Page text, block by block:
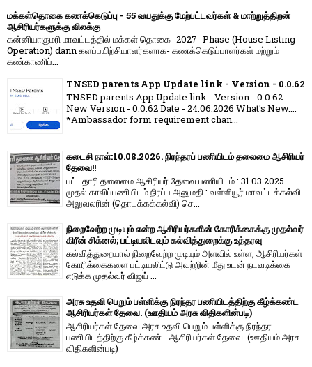
மக்கள்தொகை கணக்கெடுப்பு - 55 வயதுக்கு மேற்பட்டவர்கள் & மாற்றுத்திறன்
ஆசிரியர்களுக்கு விலக்கு
கன்னியாகுமரி மாவட்டத்தில் மக்கள் தொகை -2027- Phase (House Listing
Operation) dann களப்பயிற்சியாளர்களாக- கணக்கெடுப்பாளர்கள் மற்றும்
கண்காணிப்...
TNSED parents App Update link - Version - 0.0.62
TNSED parents App Update link - Version - 0.0.62
New Version - 0.0.62 Date - 24.06.2026 What's New....
*Ambassador form requirement chan...
கடைசி நாள்:10.08.2026. நிரந்தரப் பணியிடம் தலைமை ஆசிரியர்
தேவை!!
பட்டதாரி தலைமை ஆசிரியர் தேவை பணியிடம் : 31.03.2025
முதல் காலிப்பணியிடம் நிரப்ப அனுமதி : வள்ளியூர் மாவட்டக்கல்வி
அலுவலரின் (தொடக்கக்கல்வி) செ...
நிறைவேற்ற முடியும் என்ற ஆசிரியர்களின் கோரிக்கைக்கு முதல்வர்
கிரீன் சிக்னல்; பட்டியலிடவும் கல்வித்துறைக்கு உத்தரவு
கல்வித்துறையால் நிறைவேற்ற முடியும் அளவில் உள்ள, ஆசிரியர்கள்
கோரிக்கைகளை பட்டியலிட்டு அவற்றின் மீது உடன் நடவடிக்கை
எடுக்க முதல்வர் விஜய் ...
அரசு உதவி பெறும் பள்ளிக்கு நிரந்தர பணியிடத்திற்கு கீழ்க்கண்ட
ஆசிரியர்கள் தேவை. (ஊதியம் அரசு விதிகளின்படி)
ஆசிரியர்கள் தேவை அரசு உதவி பெறும் பள்ளிக்கு நிரந்தர
பணியிடத்திற்கு கீழ்க்கண்ட ஆசிரியர்கள் தேவை. (ஊதியம் அரசு
விதிகளின்படி)